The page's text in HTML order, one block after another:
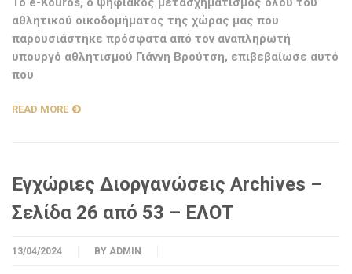
αθλητικού οικοδομήματος της χώρας μας που
παρουσιάστηκε πρόσφατα από τον αναπληρωτή
υπουργό αθλητισμού Γιάννη Βρούτση, επιβεβαίωσε αυτό
που
READ MORE
Εγχώριες Διοργανώσεις Archives –
Σελίδα 26 από 53 – ΕΛΟΤ
13/04/2024 BY ADMIN